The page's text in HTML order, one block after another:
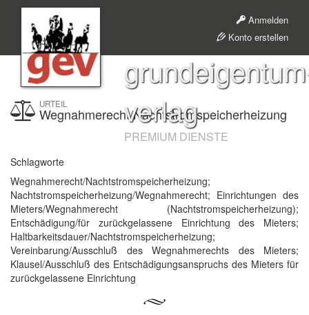
Anmelden
Konto erstellen
verlag
PREMIUM DIENSTE
URTEIL
Wegnahmerecht/Nachtstromspeicherheizung
Schlagworte
Wegnahmerecht/Nachtstromspeicherheizung;
Nachtstromspeicherheizung/Wegnahmerecht; Einrichtungen des
Mieters/Wegnahmerecht (Nachtstromspeicherheizung);
Entschädigung/für zurückgelassene Einrichtung des Mieters;
Haltbarkeitsdauer/Nachtstromspeicherheizung;
Vereinbarung/Ausschluß des Wegnahmerechts des Mieters;
Klausel/Ausschluß des Entschädigungsanspruchs des Mieters für
zurückgelassene Einrichtung